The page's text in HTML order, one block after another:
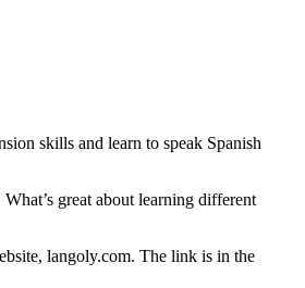
skills and learn to speak Spanish
great about learning different
langoly.com. The link is in the